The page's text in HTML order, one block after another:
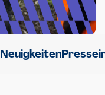
Neuigkeiten